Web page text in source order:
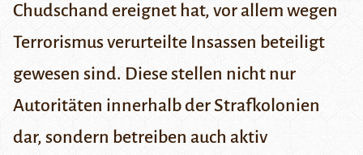
Chudschand ereignet hat, vor allem wegen
Terrorismus verurteilte Insassen beteiligt
gewesen sind. Diese stellen nicht nur
Autoritäten innerhalb der Strafkolonien
dar, sondern betreiben auch aktiv